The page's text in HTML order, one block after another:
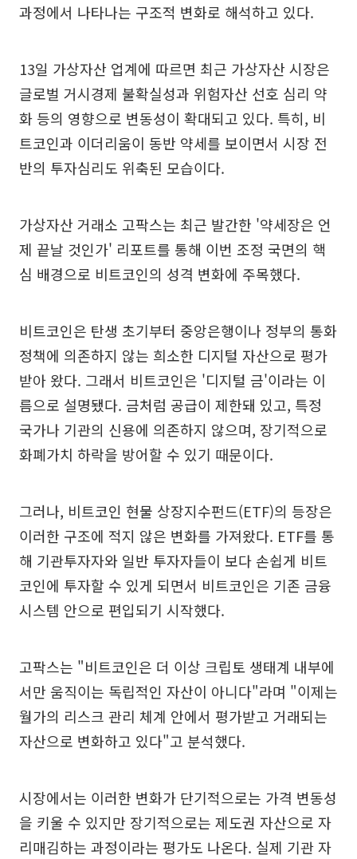
과정에서 나타나는 구조적 변화로 해석하고 있다.
13일 가상자산 업계에 따르면 최근 가상자산 시장은
글로벌 거시경제 불확실성과 위험자산 선호 심리 약
화 등의 영향으로 변동성이 확대되고 있다. 특히, 비
트코인과 이더리움이 동반 약세를 보이면서 시장 전
반의 투자심리도 위축된 모습이다.
가상자산 거래소 고팍스는 최근 발간한 '약세장은 언
제 끝날 것인가' 리포트를 통해 이번 조정 국면의 핵
심 배경으로 비트코인의 성격 변화에 주목했다.
비트코인은 탄생 초기부터 중앙은행이나 정부의 통화
정책에 의존하지 않는 희소한 디지털 자산으로 평가
받아 왔다. 그래서 비트코인은 '디지털 금'이라는 이
름으로 설명됐다. 금처럼 공급이 제한돼 있고, 특정
국가나 기관의 신용에 의존하지 않으며, 장기적으로
화폐가치 하락을 방어할 수 있기 때문이다.
그러나, 비트코인 현물 상장지수펀드(ETF)의 등장은
이러한 구조에 적지 않은 변화를 가져왔다. ETF를 통
해 기관투자자와 일반 투자자들이 보다 손쉽게 비트
코인에 투자할 수 있게 되면서 비트코인은 기존 금융
시스템 안으로 편입되기 시작했다.
고팍스는 "비트코인은 더 이상 크립토 생태계 내부에
서만 움직이는 독립적인 자산이 아니다"라며 "이제는
월가의 리스크 관리 체계 안에서 평가받고 거래되는
자산으로 변화하고 있다"고 분석했다.
시장에서는 이러한 변화가 단기적으로는 가격 변동성
을 키울 수 있지만 장기적으로는 제도권 자산으로 자
리매김하는 과정이라는 평가도 나온다. 실제 기관 자